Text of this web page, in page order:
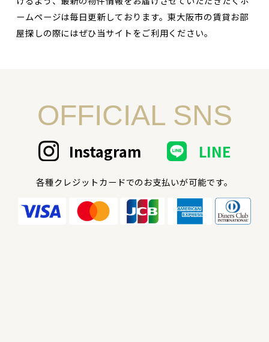
ームページは毎日更新しております。東大阪市の賃貸お部
屋探しの際にはぜひ当サイトをご利用ください。
OFFICIAL SNS
Instagram LINE
各種クレジットカードでのお支払いが可能です。